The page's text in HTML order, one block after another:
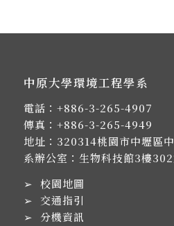
中原大學環境工程學系
電話： +886-3-265-4907
傳真：+886-3-265-4949
地址： 320314桃園市中壢區
系辦公室：生物科技館3樓
➢ 校園地圖
➢ 交通指引
➢ 分機資訊